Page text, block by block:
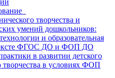
творчества и
умений дошкольников:
и образовательная
ФГОС ДО и ФОП ДО
в развитии детского
творчества в условиях ФОП